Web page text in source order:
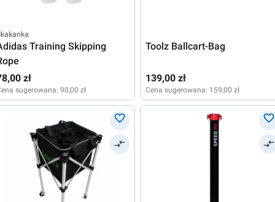
Training Skipping
zł
sugerowana: 90,00 zł
Toolz Ballcart-Bag
139,00 zł
Cena sugerowana: 159,00 zł